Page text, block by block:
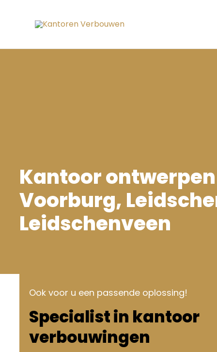
inhoud
Kantoor ontwerpen
Voorburg,
Leidschenveen
Ook voor u een passende oplossing!
Specialist in kantoor
verbouwingen